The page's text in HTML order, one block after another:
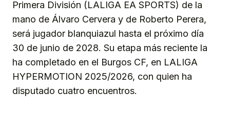
Primera División (LALIGA EA SPORTS) de la
mano de Álvaro Cervera y de Roberto Perera,
será jugador blanquiazul hasta el próximo día
30 de junio de 2028. Su etapa más reciente la
ha completado en el Burgos CF, en LALIGA
HYPERMOTION 2025/2026, con quien ha
disputado cuatro encuentros.